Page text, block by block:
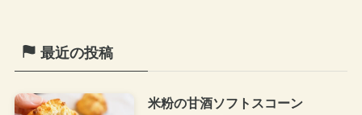
最近の投稿
米粉の甘酒ソフトスコーン